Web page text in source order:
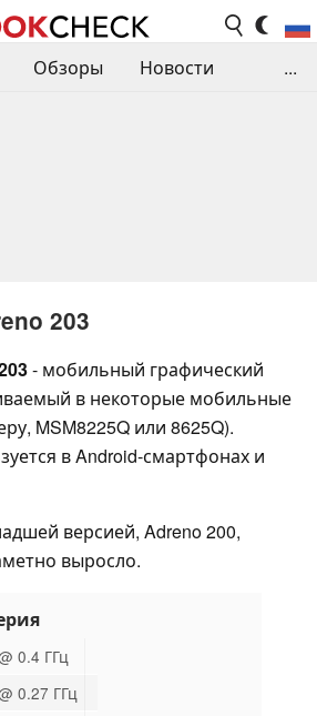
Обзоры
Новости
...
203
- мобильный графический
в некоторые мобильные
MSM8225Q или 8625Q).
в Android-смартфонах и
версией, Adreno 200,
выросло.
0.4 ГГц
0.27 ГГц